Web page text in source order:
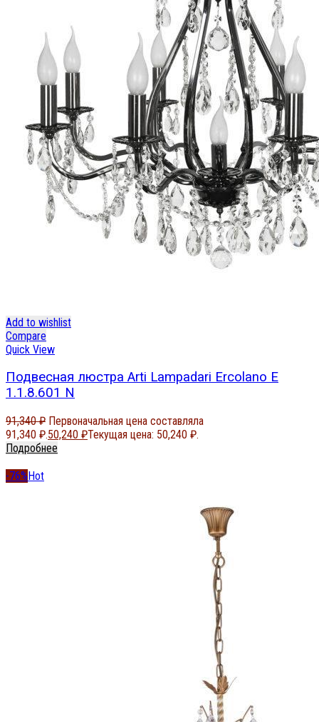
Add to wishlist
Compare
Quick View
Подвесная люстра Arti Lampadari Ercolano E
1.1.8.601 N
91,340₽ Первоначальная цена составляла
91,340 ₽.50,240 ₽Текущая цена: 50,240 ₽.
Подробнее
-76%Hot